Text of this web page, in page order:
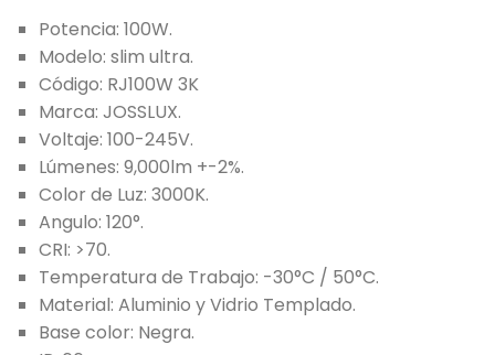
Potencia: 100W.
Modelo: slim ultra.
Código: RJ100W 3K
Marca: JOSSLUX.
Voltaje: 100-245V.
Lúmenes: 9,000lm +-2%.
Color de Luz: 3000K.
Angulo: 120°.
CRI: >70.
Temperatura de Trabajo: -30°C / 50°C.
Material: Aluminio y Vidrio Templado.
Base color: Negra.